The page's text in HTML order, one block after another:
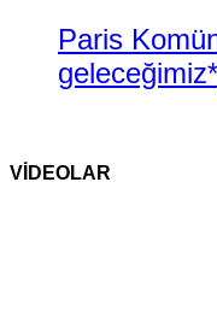
Paris
geleceğimiz*
VİDEOLAR